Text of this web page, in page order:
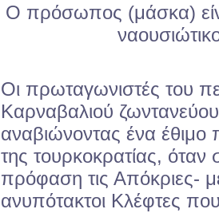
Ο πρόσωπος (μάσκα)
Οι πρωταγωνιστές του
Καρναβαλιού
αναβιώνοντας ένα έθιμο
της τουρκοκρατίας,
πρόφαση τις Απόκριες-
ανυπότακτοι Κλέφτες